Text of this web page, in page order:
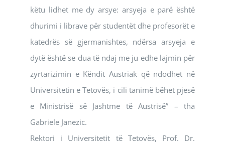
këtu lidhet me dy arsye: arsyeja e parë është
dhurimi i librave për studentët dhe profesorët e
katedrës së gjermanishtes, ndërsa arsyeja e
dytë është se dua të ndaj me ju edhe lajmin për
zyrtarizimin e Këndit Austriak që ndodhet në
Universitetin e Tetovës, i cili tanimë bëhet pjesë
e Ministrisë së Jashtme të Austrisë” – tha
Gabriele Janezic.
Rektori i Universitetit të Tetovës, Prof. Dr.